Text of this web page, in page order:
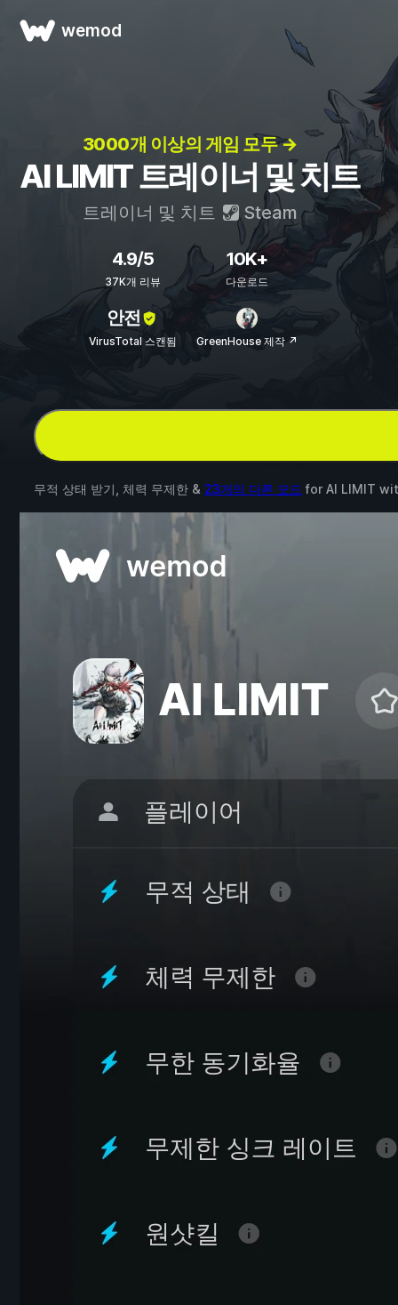
wemod
3000개 이상의 게임 모두 →
AI LIMIT 트레이너 및 치트
트레이너 및 치트 Steam
4.9/5
37K개 리뷰
10K+
다운로드
안전
VirusTotal 스캔됨 GreenHouse 제작 ↗
무적 상태 받기, 체력 무제한 & 23개의 다른 모드 for AI LIMIT